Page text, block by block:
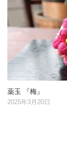
薬玉 『梅』
2025年3月20日